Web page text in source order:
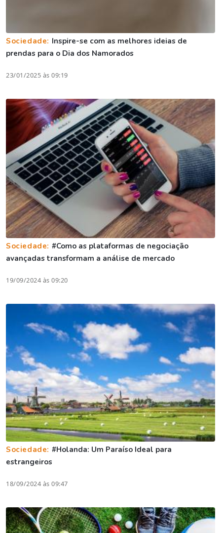
Sociedade: Inspire-se com as melhores ideias de
prendas para o Dia dos Namorados
23/01/2025 às 09:19
Sociedade: #Como as plataformas de negociação
avançadas transformam a análise de mercado
19/09/2024 às 09:20
Sociedade: #Holanda: Um Paraíso Ideal para
estrangeiros
18/09/2024 às 09:47